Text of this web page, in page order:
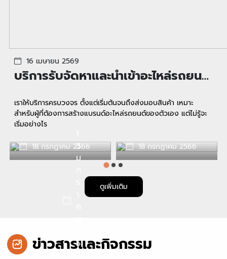
16 เมษายน 2569
บริการรับจัดหาและนำเข้าอะไหล่รถยนต์
ภายใต้แบรนด์ของคุณ
เราให้บริการครบวงจร ตั้งแต่เริ่มต้นจนถึงส่งมอบสินค้า เหมาะ
สำหรับผู้ที่ต้องการสร้างแบรนด์อะไหล่รถยนต์ของตัวเอง แต่ไม่รู้จะ
เริ่มอย่างไร
18 กรกฏาคม 2566
Why do we use it?
18 กรกฏาคม 2566
vatque dolore
ดูเพิ่มเติม
ข่าวสารและกิจกรรม
3
ม
5